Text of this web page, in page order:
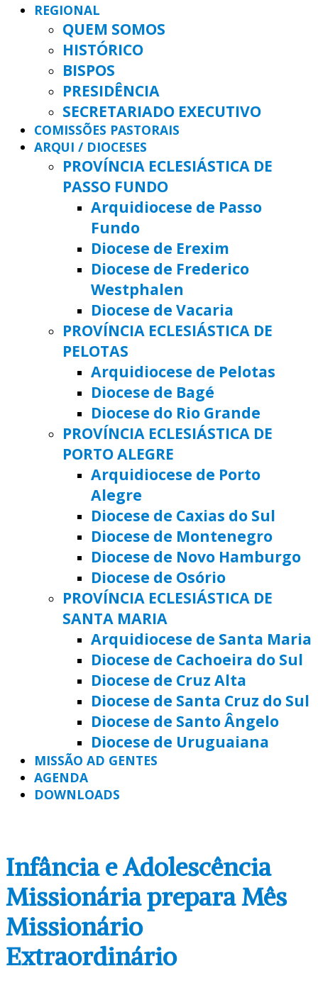
REGIONAL
QUEM SOMOS
HISTÓRICO
BISPOS
PRESIDÊNCIA
SECRETARIADO EXECUTIVO
COMISSÕES PASTORAIS
ARQUI / DIOCESES
PROVÍNCIA ECLESIÁSTICA DE
PASSO FUNDO
Arquidiocese de Passo
Fundo
Diocese de Erexim
Diocese de Frederico
Westphalen
Diocese de Vacaria
PROVÍNCIA ECLESIÁSTICA DE
PELOTAS
Arquidiocese de Pelotas
Diocese de Bagé
Diocese do Rio Grande
PROVÍNCIA ECLESIÁSTICA DE
PORTO ALEGRE
Arquidiocese de Porto
Alegre
Diocese de Caxias do Sul
Diocese de Montenegro
Diocese de Novo Hamburgo
Diocese de Osório
PROVÍNCIA ECLESIÁSTICA DE
SANTA MARIA
Arquidiocese de Santa Maria
Diocese de Cachoeira do Sul
Diocese de Cruz Alta
Diocese de Santa Cruz do Sul
Diocese de Santo Ângelo
Diocese de Uruguaiana
MISSÃO AD GENTES
AGENDA
DOWNLOADS
Infância e Adolescência
Missionária prepara Mês
Missionário
Extraordinário